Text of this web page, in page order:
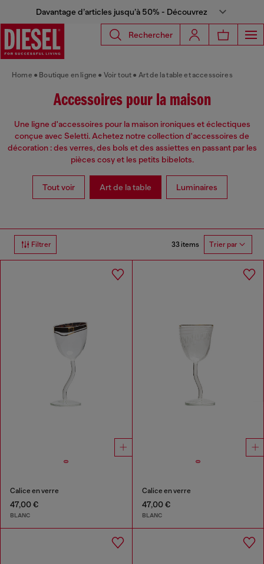
Davantage d’articles jusqu’à 50% - Découvrez
Rechercher
Home Boutique en ligne Voir tout Art de la table et accessoires
Accessoires pour la maison
Une ligne d'accessoires pour la maison ironiques et éclectiques
conçue avec Seletti. Achetez notre collection d'accessoires de
décoration : des verres, des bols et des assiettes en passant par les
pièces cosy et les petits bibelots.
Tout voir Art de la table Luminaires
Filtrer 33 items Trier par
Calice en verre
47,00 €
BLANC
Calice en verre
47,00 €
BLANC